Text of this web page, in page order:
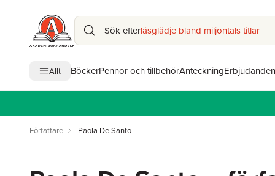
Sök efterläsglädje bland miljontals titlar
Allt BöckerPennor och tillbehörAnteckningErbjudanden
Författare Paola De Santo